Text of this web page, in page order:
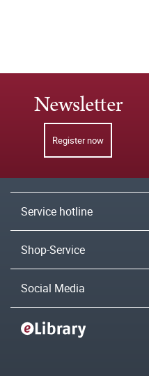
Newsletter
Register now
Service hotline
Shop-Service
Social Media